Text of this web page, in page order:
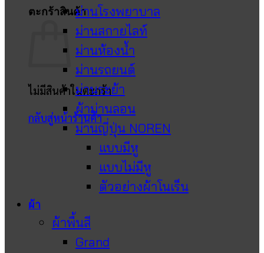
ตะกร้าสินค้า
ไม่มีสินค้าในตะกร้า
กลับสู่หน้าร้านค้า
ม่านโรงพยาบาล
ม่านสกายไลท์
ม่านห้องน้ำ
ม่านรถยนต์
ม่านระย้า
ผ้าม่านลอน
ม่านญี่ปุ่น NOREN
แบบมีหู
แบบไม่มีหู
ตัวอย่างผ้าโนเร็น
ผ้า
ผ้าพื้นสี
Grand